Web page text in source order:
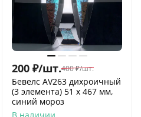
200 ₽/шт.400 ₽/шт.
Бевелс AV263 дихроичный
(3 элемента) 51 х 467 мм,
синий мороз